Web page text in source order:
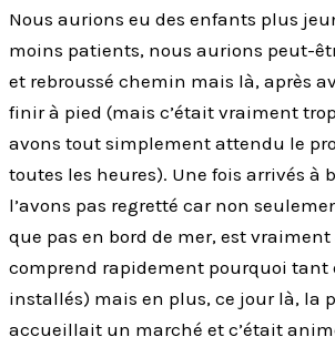
Nous aurions eu des enfants plus
moins patients, nous aurions peut-
et rebroussé chemin mais là, après
finir à pied (mais c’était vraiment
avons tout simplement attendu le
toutes les heures). Une fois arrivés à
l’avons pas regretté car non
que pas en bord de mer, est vraiment
comprend rapidement pourquoi tant
installés) mais en plus, ce jour là, la
accueillait un marché et c’était